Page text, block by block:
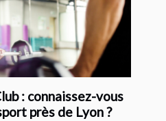
: connaissez-vous
près de Lyon ?